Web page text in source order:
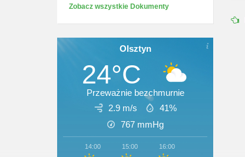
Zobacz wszystkie Dokumenty
Olsztyn
24°C
Przeważnie bezchmurnie
2.9 m/s
41%
767 mmHg
14:00 15:00 16:00